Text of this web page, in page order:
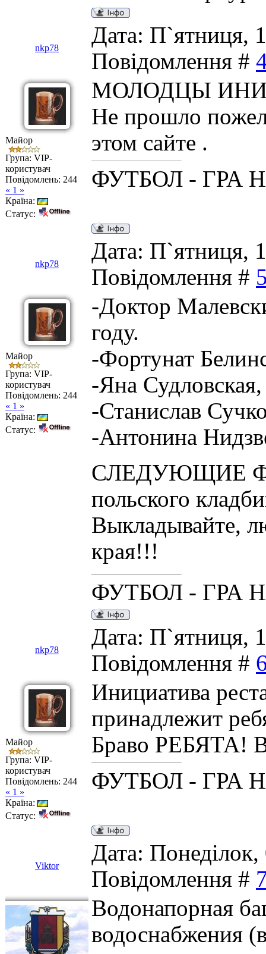
nkp78
Дата: П`ятниця,
Повідомлення #
Майор
Група: VIP-
користувач
Повідомлень: 244
« 1 »
Країна:
Статус:
МОЛОДЦЫ
Не прошло
этом сайте .
ФУТБОЛ - ГРА
nkp78
Дата: П`ятниця,
Повідомлення #
Майор
Група: VIP-
користувач
Повідомлень: 244
« 1 »
Країна:
Статус:
-Доктор
году.
-Фортунат
-Яна
-Станислав
-Антонина
СЛЕДУЮЩИЕ
польского
Выкладывайте,
края!!!
ФУТБОЛ - ГРА
nkp78
Дата: П`ятниця,
Повідомлення #
Майор
Група: VIP-
користувач
Повідомлень: 244
« 1 »
Країна:
Статус:
Инициатива
принадлежит
Браво
ФУТБОЛ - ГРА
Viktor
Дата:
Повідомлення #
Водонапорная
водоснабжения